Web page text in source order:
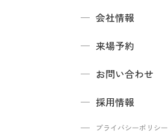
会社情報
来場予約
お問い合わせ
採用情報
プライバシーポリシー